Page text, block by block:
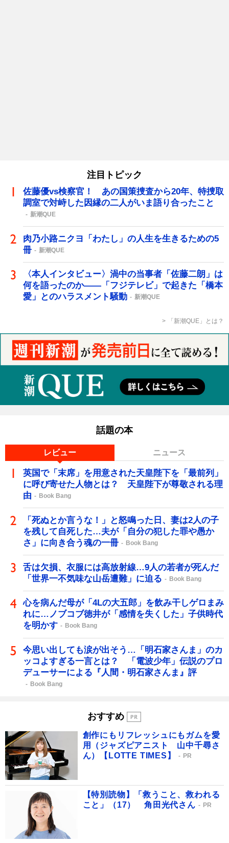
注目トピック
佐藤優vs検察官！ あの国策捜査から20年、特捜取
調室で対峙した因縁の二人がいま語り合ったこと
新潮QUE
肉乃小路ニクヨ「わたし」の人生を生きるための5
冊
新潮QUE
〈本人インタビュー〉渦中の当事者「佐藤二朗」は
何を語ったのか――「フジテレビ」で起きた「橋本
愛」とのハラスメント騒動
新潮QUE
「新潮QUE」とは？
話題の本
レビュー ニュース
英国で「末席」を用意された天皇陛下を「最前列」
に呼び寄せた人物とは？ 天皇陛下が尊敬される理
由
Book Bang
「死ぬとか言うな！」と怒鳴った日、妻は2人の子
を残して自死した…夫が「自分の犯した罪や愚か
さ」に向き合う魂の一冊
Book Bang
舌は欠損、衣服には高放射線…9人の若者が死んだ
「世界一不気味な山岳遭難」に迫る
Book Bang
心を病んだ母が「4Lの大五郎」を飲み干しゲロまみ
れに…ノブコブ徳井が「感情を失くした」子供時代
を明かす
Book Bang
今思い出しても涙が出そう…「明石家さんま」のカ
ッコよすぎる一言とは？ 「電波少年」伝説のプロ
デューサーによる『人間・明石家さんま』評
Book Bang
おすすめ
創作にもリフレッシュにもガムを愛
用（ジャズピアニスト 山中千尋さ
ん）【LOTTE TIMES】
PR
【特別読物】「救うこと、救われる
こと」（17） 角田光代さん
PR